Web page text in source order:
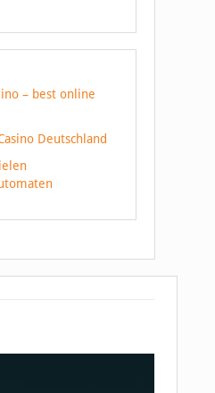
– best online
Deutschland